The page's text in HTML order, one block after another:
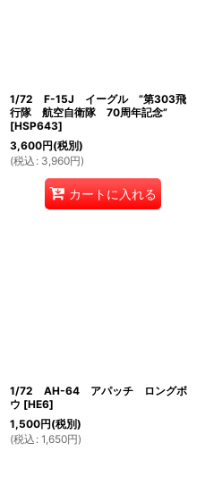
1/72 F-15J イーグル ”第303飛
行隊 航空自衛隊 70周年記念”
[HSP643]
3,600円(税別)
(税込 : 3,960円)
カートに入れる
1/72 AH-64 アパッチ ロングボ
ウ [HE6]
1,500円(税別)
(税込 : 1,650円)